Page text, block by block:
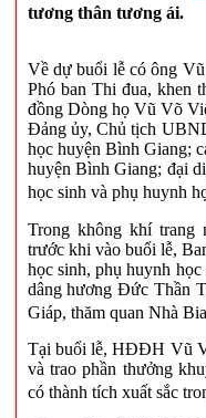
tương thân tương ái.
Về dựbuổi lễ có ông
Phó ban Thi đua, khen
đồng Dòng họ Vũ Võ
Đảng ủy, Chủ tịch
học huyện Bình Giang;
huyện Bình Giang; đại
học sinh và phụ huynh
Trong không khítrang
trước khi vào buổi lễ,
học sinh, phụ huynh
dânghươngĐứcThần
Giáp, thăm quan Nhà B
Tại buổi lễ,HĐĐH Vũ
và trao phần thưởng
có thành tích xuất sắc